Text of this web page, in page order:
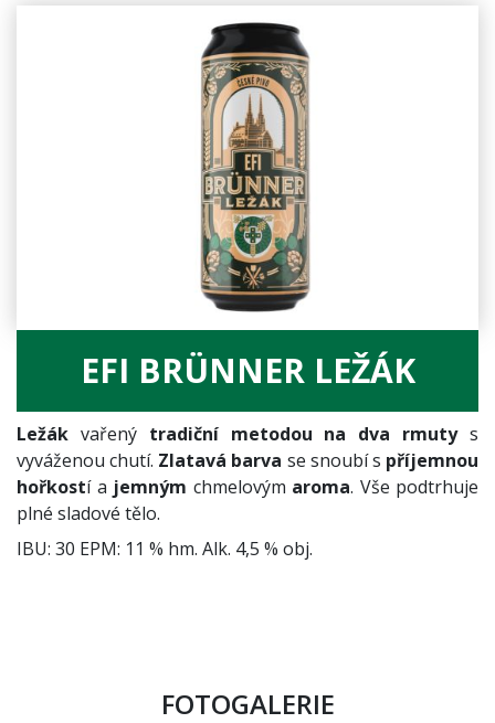
EFI BRÜNNER LEŽÁK
Ležák vařenýtradiční metodou na dva rmutys
vyváženou chutí. Zlatavá barva se snoubí s příjemnou
hořkostí a jemným chmelovým aroma. Vše podtrhuje
plné sladové tělo.
IBU: 30 EPM: 11 % hm. Alk. 4,5 % obj.
FOTOGALERIE